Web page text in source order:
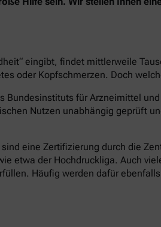
eingibt, findet mittlerweile
oder Kopfschmerzen. Doch
Bundesinstituts für Arzneimittel
Nutzen unabhängig geprüft
eine Zertifizierung durch die
etwa der Hochdruckliga. Auch
Häufig werden dafür